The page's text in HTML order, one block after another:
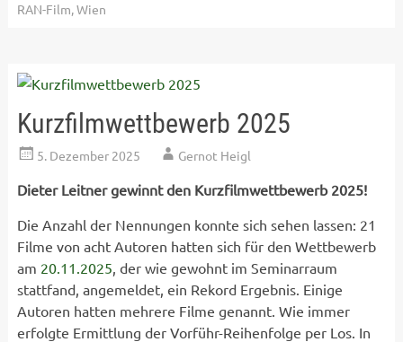
RAN-Film,Wien
Kurzfilmwettbewerb 2025
5. Dezember 2025 Gernot Heigl
Dieter Leitner gewinnt den Kurzfilmwettbewerb 2025!
Die Anzahl der Nennungen konnte sich sehen lassen: 21
Filme von acht Autoren hatten sich für den Wettbewerb
am 20.11.2025, der wie gewohnt im Seminarraum
stattfand, angemeldet, ein Rekord Ergebnis. Einige
Autoren hatten mehrere Filme genannt. Wie immer
erfolgte Ermittlung der Vorführ-Reihenfolge per Los. In